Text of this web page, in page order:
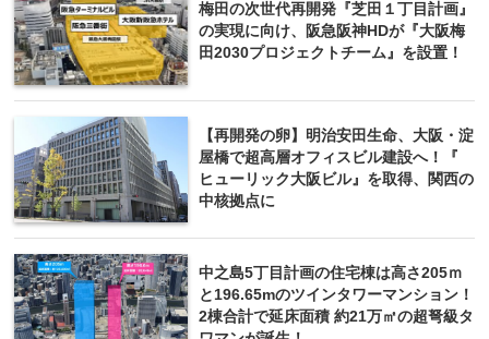
梅田の次世代再開発『芝田１丁目計画』
の実現に向け、阪急阪神HDが『大阪梅
田2030プロジェクトチーム』を設置！
【再開発の卵】明治安田生命、大阪・淀
屋橋で超高層オフィスビル建設へ！『
ヒューリック大阪ビル』を取得、関西の
中核拠点に
中之島5丁目計画の住宅棟は高さ205ｍ
と196.65mのツインタワーマンション！
2棟合計で延床面積 約21万㎡の超弩級タ